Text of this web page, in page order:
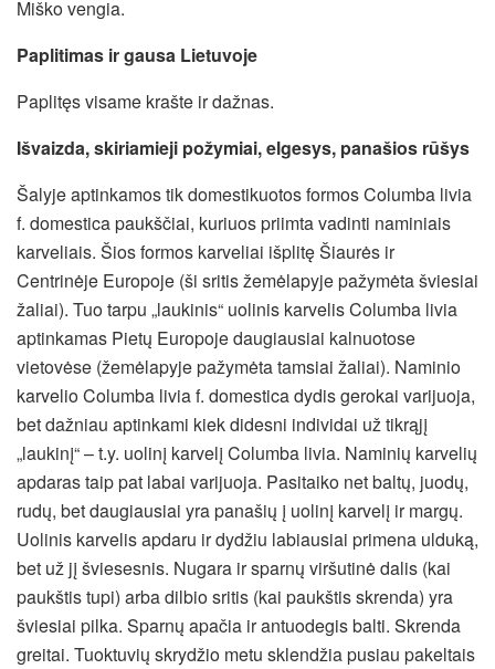
Miško vengia.
Paplitimas ir gausa Lietuvoje
Paplitęs visame krašte ir dažnas.
Išvaizda, skiriamieji požymiai, elgesys, panašios rūšys
Šalyje aptinkamos tik domestikuotos formos Columba livia
f. domestica paukščiai, kuriuos priimta vadinti naminiais
karveliais. Šios formos karveliai išplitę Šiaurės ir
Centrinėje Europoje (ši sritis žemėlapyje pažymėta šviesiai
žaliai). Tuo tarpu „laukinis“ uolinis karvelis Columba livia
aptinkamas Pietų Europoje daugiausiai kalnuotose
vietovėse (žemėlapyje pažymėta tamsiai žaliai). Naminio
karvelio Columba livia f. domestica dydis gerokai varijuoja,
bet dažniau aptinkami kiek didesni individai už tikrąjį
„laukinį“ – t.y. uolinį karvelį Columba livia. Naminių karvelių
apdaras taip pat labai varijuoja. Pasitaiko net baltų, juodų,
rudų, bet daugiausiai yra panašių į uolinį karvelį ir margų.
Uolinis karvelis apdaru ir dydžiu labiausiai primena ulduką,
bet už jį šviesesnis. Nugara ir sparnų viršutinė dalis (kai
paukštis tupi) arba dilbio sritis (kai paukštis skrenda) yra
šviesiai pilka. Sparnų apačia ir antuodegis balti. Skrenda
greitai. Tuoktuvių skrydžio metu sklendžia pusiau pakeltais